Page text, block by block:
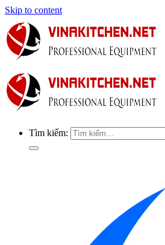
Skip to content
Tìm kiếm: